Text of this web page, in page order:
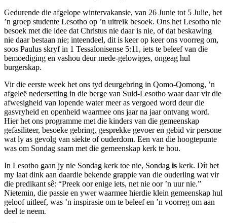
Gedurende die afgelope wintervakansie, van 26 Junie tot 5 Julie, het
’n groep studente Lesotho op ’n uitreik besoek. Ons het Lesotho nie
besoek met die idee dat Christus nie daar is nie, of dat beskawing
nie daar bestaan nie; inteendeel, dit is keer op keer ons voorreg om,
soos Paulus skryf in 1 Tessalonisense 5:11, iets te beleef van die
bemoediging en vashou deur mede-gelowiges, ongeag hul
burgerskap.
Vir die eerste week het ons tyd deurgebring in Qomo-Qomong, ’n
afgeleë nedersetting in die berge van Suid-Lesotho waar daar vir die
afwesigheid van lopende water meer as vergoed word deur die
gasvryheid en openheid waarmee ons jaar na jaar ontvang word.
Hier het ons programme met die kinders van die gemeenskap
gefasiliteer, besoeke gebring, gesprekke gevoer en gebid vir persone
wat ly as gevolg van siekte of ouderdom. Een van die hoogtepunte
was om Sondag saam met die gemeenskap kerk te hou.
In Lesotho gaan jy nie Sondag kerk toe nie, Sondag is kerk. Dít het
my laat dink aan daardie bekende grappie van die ouderling wat vir
die predikant sê: “Preek oor enige iets, net nie oor ’n uur nie.”
Nietemin, die passie en ywer waarmee hierdie klein gemeenskap hul
geloof uitleef, was ’n inspirasie om te beleef en ’n voorreg om aan
deel te neem.